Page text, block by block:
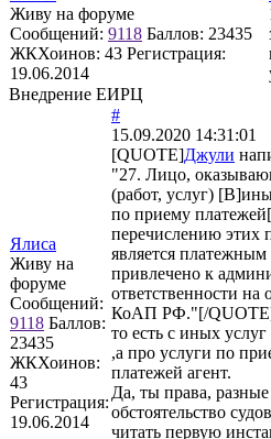
Живу на форуме
Сообщений: 9118 Баллов: 23435
ЖКХоинов: 43 Регистрация:
19.06.2014
Внедрение ЕИРЦ
Ялиса
Живу на
форуме
Сообщений:
9118 Баллов:
23435
ЖКХоинов:
43
Регистрация:
19.06.2014
#
15.09.2020 14:31:01
[QUOTE]Джули
"27. Лицо,
(работ, услуг)
по приему
перечислению этих
является
привлечено к
ответственности на
КоАП РФ."[/
то есть с иных
,а про услуги по
платежей агент.
Да, ты права,
обстоятельство
читать первую